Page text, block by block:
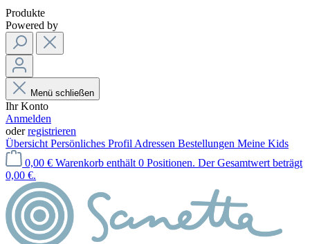
Produkte
Powered by
Menü schließen
Ihr Konto
Anmelden
oderregistrieren
Übersicht Persönliches Profil Adressen Bestellungen Meine Kids
0,00 € Warenkorb enthält 0 Positionen. Der Gesamtwert beträgt
0,00 €.